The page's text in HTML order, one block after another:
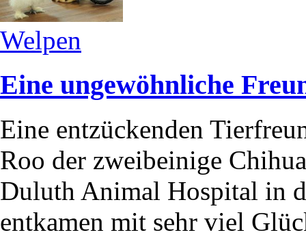
Welpen
Eine ungewöhnliche
Eine entzückenden
Roo der zweibeinige
Duluth Animal Hospital in
entkamen mit sehr viel